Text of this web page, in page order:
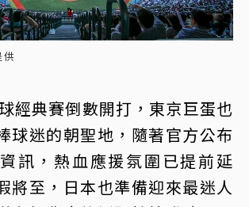
經典賽倒數開打，東京巨蛋也
球迷的朝聖地，隨著官方公布
訊，熱血應援氛圍已提前延
將至，日本也準備迎來最迷人